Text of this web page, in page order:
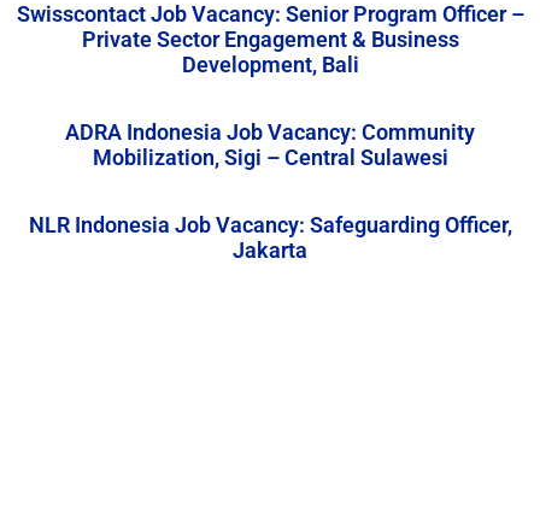
Swisscontact Job Vacancy: Senior Program Officer –
Private Sector Engagement & Business
Development, Bali
ADRA Indonesia Job Vacancy: Community
Mobilization, Sigi – Central Sulawesi
NLR Indonesia Job Vacancy: Safeguarding Officer,
Jakarta